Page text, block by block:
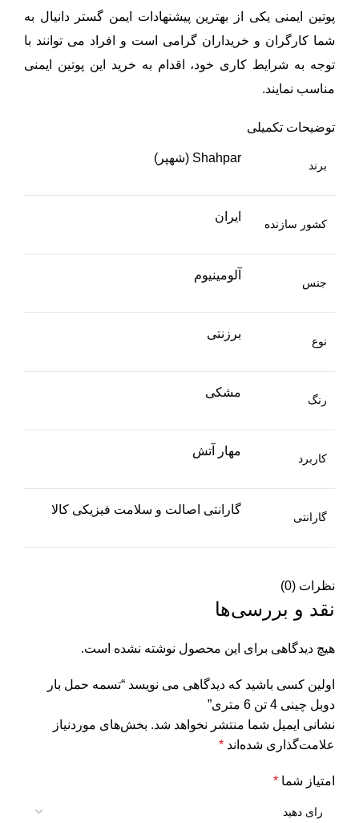
پوتین ایمنی یکی از بهترین پیشنهادات ایمن گستر دانیال به
شما کارگران و خریداران گرامی است و افراد می توانند با
توجه به شرایط کاری خود، اقدام به خرید این پوتین ایمنی
مناسب نمایند.
توضیحات تکمیلی
برند
Shahpar (شهپر)
کشور سازنده
ایران
جنس
آلومینیوم
نوع
برزنتی
رنگ
مشکی
کاربرد
مهار آتش
گارانتی
گارانتی اصالت و سلامت فیزیکی کالا
نظرات (0)
نقد و بررسی‌ها
هیچ دیدگاهی برای این محصول نوشته نشده است.
اولین کسی باشید که دیدگاهی می نویسد “تسمه حمل بار
دوبل چینی 4 تن 6 متری”
نشانی ایمیل شما منتشر نخواهد شد. بخش‌های موردنیاز
علامت‌گذاری شده‌اند *
امتیاز شما *